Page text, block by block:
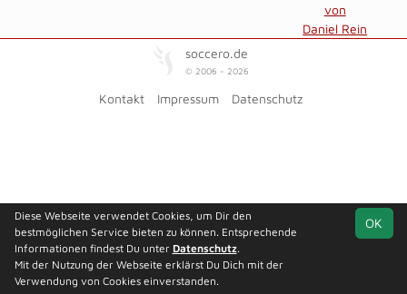
von
Daniel Rein
soccero.de
© 2006 - 2026
Kontakt Impressum Datenschutz
OK
Diese Webseite verwendet Cookies, um Dir den
bestmöglichen Service bieten zu können. Entsprechende
Informationen findest Du unter Datenschutz.
Mit der Nutzung der Webseite erklärst Du Dich mit der
Verwendung von Cookies einverstanden.